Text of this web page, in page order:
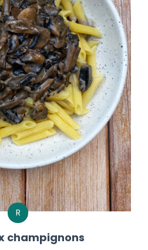
R
champignons